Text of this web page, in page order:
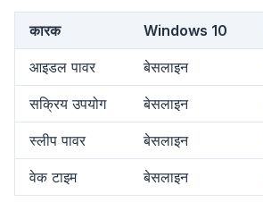
कारक Windows 10
आइडल पावर बेसलाइन
सक्रिय उपयोग बेसलाइन
स्लीप पावर बेसलाइन
वेक टाइम बेसलाइन